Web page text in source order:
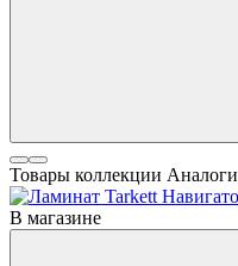
Товары коллекции Аналоги
В магазине